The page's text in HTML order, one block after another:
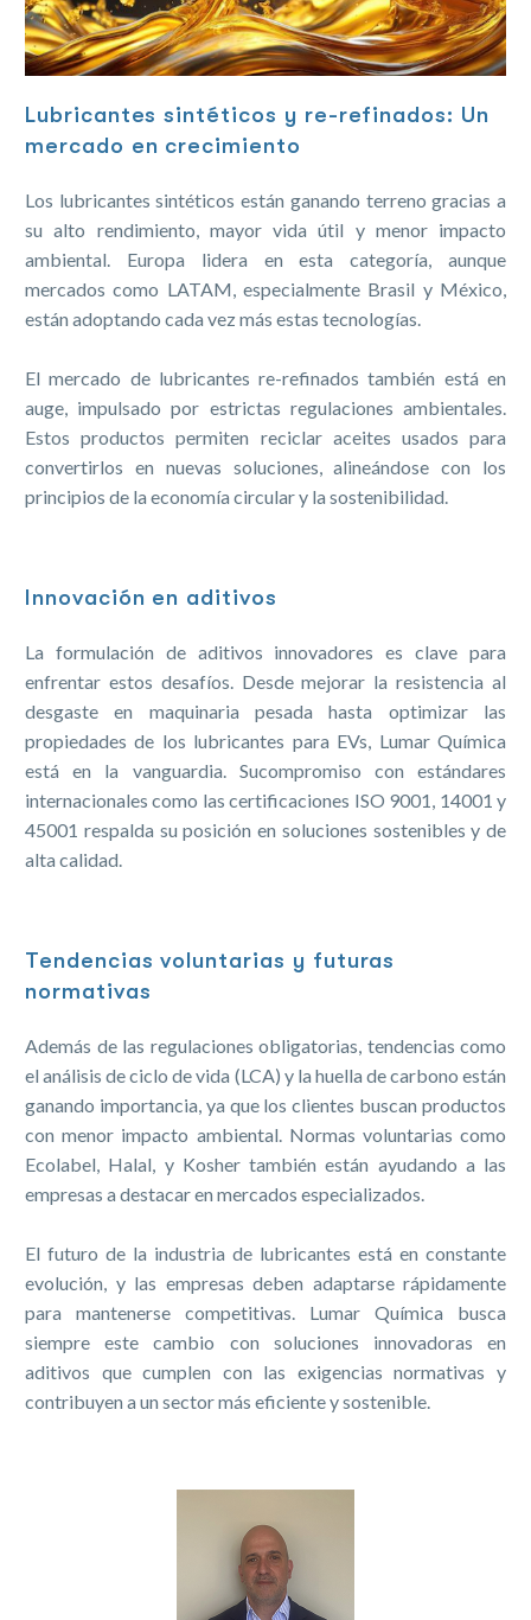
Lubricantes sintéticos y re-refinados: Un
mercado en crecimiento
Los lubricantes sintéticos están ganando terreno gracias a
su alto rendimiento, mayor vida útil y menor impacto
ambiental. Europa lidera en esta categoría, aunque
mercados como LATAM, especialmente Brasil y México,
están adoptando cada vez más estas tecnologías.
El mercado de lubricantes re-refinados también está en
auge, impulsado por estrictas regulaciones ambientales.
Estos productos permiten reciclar aceites usados para
convertirlos en nuevas soluciones, alineándose con los
principios de la economía circular y la sostenibilidad.
Innovación en aditivos
La formulación de aditivos innovadores es clave para
enfrentar estos desafíos. Desde mejorar la resistencia al
desgaste en maquinaria pesada hasta optimizar las
propiedades de los lubricantes para EVs, Lumar Química
está en la vanguardia. Sucompromiso con estándares
internacionales como las certificaciones ISO 9001, 14001 y
45001 respalda su posición en soluciones sostenibles y de
alta calidad.
Tendencias voluntarias y futuras
normativas
Además de las regulaciones obligatorias, tendencias como
el análisis de ciclo de vida (LCA) y la huella de carbono están
ganando importancia, ya que los clientes buscan productos
con menor impacto ambiental. Normas voluntarias como
Ecolabel, Halal, y Kosher también están ayudando a las
empresas a destacar en mercados especializados.
El futuro de la industria de lubricantes está en constante
evolución, y las empresas deben adaptarse rápidamente
para mantenerse competitivas. Lumar Química busca
siempre este cambio con soluciones innovadoras en
aditivos que cumplen con las exigencias normativas y
contribuyen a un sector más eficiente y sostenible.